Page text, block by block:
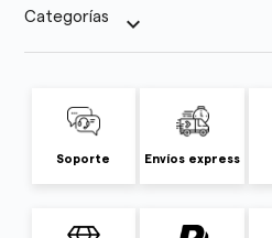
Categorías keyboard_arrow_down
Soporte Envíos express